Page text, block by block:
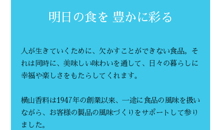
明日の食を 豊かに彩る
人が生きていくために、欠かすことができない食品。 そ
れは同時に、美味しい味わいを通して、
日々の暮らしに
幸福や楽しさをもたらしてくれます。
横山香料は1947年の創業以来、一途に食品の風味を扱い
ながら、 お客様の製品の風味づくりをサポートして参り
ました。